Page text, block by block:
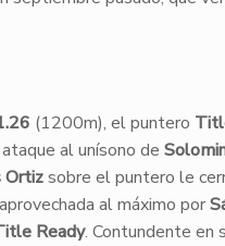
(1200m), el puntero
al unísono de
Ortizsobre el puntero le
al máximo por
Ready. Contundente en